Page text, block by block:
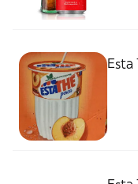
Esta